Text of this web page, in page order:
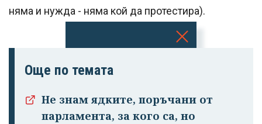
излязохте от
няма и нужда - няма кой да протестира).
Още по темата
Не знам ядките, поръчани от
парламента, за кого са, но